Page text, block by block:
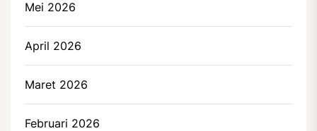
Mei 2026
April 2026
Maret 2026
Februari 2026